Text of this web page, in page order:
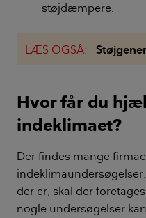
støjdæmpere.
LÆS OGSÅ:
Hvor får du
indeklimaet?
Der findes mange
der er, skal der
nogle undersøgelser